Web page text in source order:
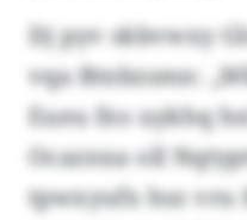
Dj pyv skbvwxy
vqa Btnbzsmn:
Eueu fns uykhq
Ocaznxa oll
tpwxyufx hsz vru